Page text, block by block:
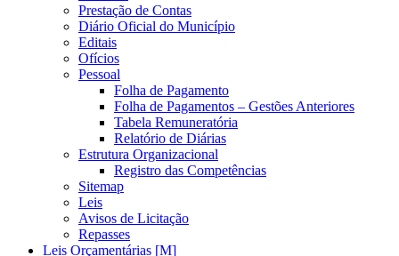
Prestação de Contas
Diário Oficial do Município
Editais
Ofícios
Pessoal
Folha de Pagamento
Folha de Pagamentos – Gestões Anteriores
Tabela Remuneratória
Relatório de Diárias
Estrutura Organizacional
Registro das Competências
Sitemap
Leis
Avisos de Licitação
Repasses
Leis Orçamentárias [M]